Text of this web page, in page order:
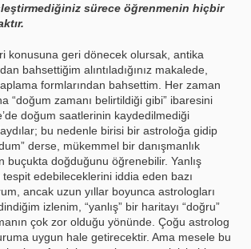
sürece öğrenmenin hiçbir
konusuna geri dönecek olursak, antika
bahsettiğim alıntıladığınız makalede,
formlarından bahsettim. Her zaman
“doğum zamanı belirtildiği gibi” ibaresini
doğum saatlerinin kaydedilmediği
bu nedenle birisi bir astroloğa gidip
derse, mükemmel bir danışmanlık
buçukta doğduğunu öğrenebilir. Yanlış
edebileceklerini iddia eden bazı
ancak uzun yıllar boyunca astrologları
izlenim, “yanlış” bir haritayı “doğru”
çok zor olduğu yönünde. Çoğu astrolog
uygun hale getirecektir. Ama mesele bu